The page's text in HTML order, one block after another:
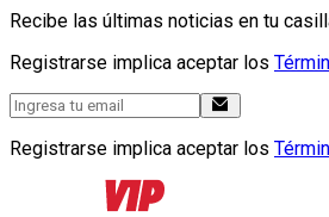
Recibe las últimas noticias en tu
Registrarse implica aceptar los
Registrarse implica aceptar los